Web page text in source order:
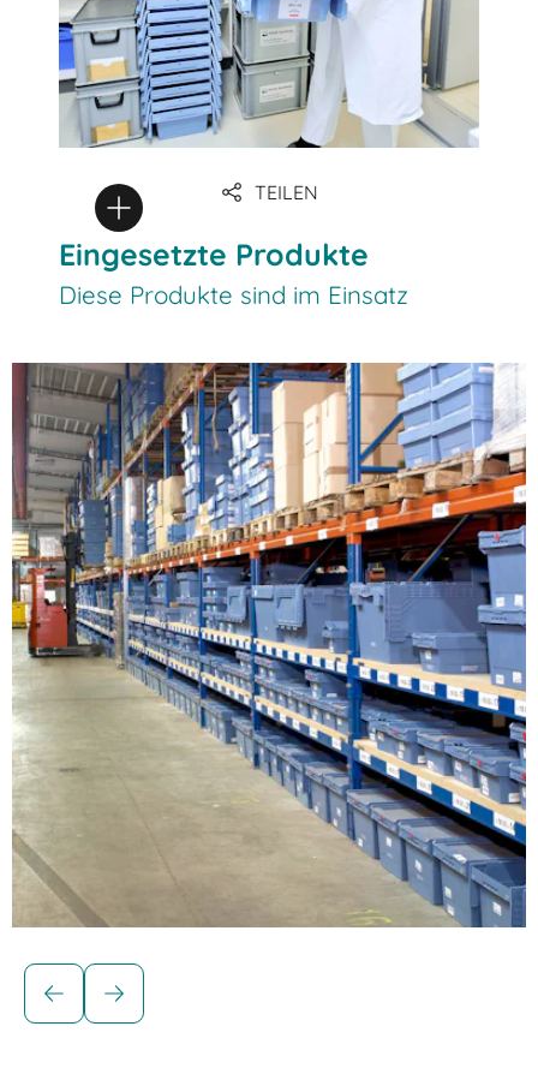
TEILEN
Eingesetzte Produkte
Diese Produkte sind im Einsatz
Raumsparbehälter